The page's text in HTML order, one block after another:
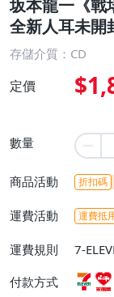
坂本龍一《戰
全新人耳未開
存儲介質：CD
定價
數量
商品活動 折扣碼
運費活動 運費抵
運費規則
7-
或消
不付
付款方式